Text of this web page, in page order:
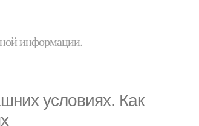
информации.
условиях. Как